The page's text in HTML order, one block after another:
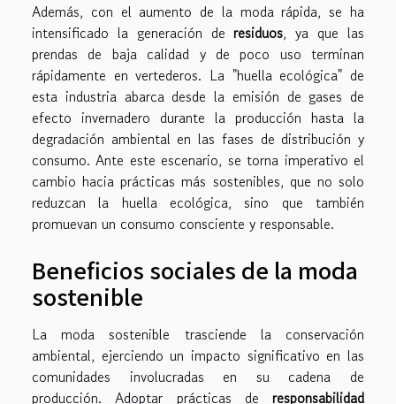
Además, con el aumento de la moda rápida, se ha
intensificado la generación deresiduos, ya que las
prendas de baja calidad y de poco uso terminan
rápidamente en vertederos. La "huella ecológica" de
esta industria abarca desde la emisión de gases de
efecto invernadero durante la producción hasta la
degradación ambiental en las fases de distribución y
consumo. Ante este escenario, se torna imperativo el
cambio hacia prácticas más sostenibles, que no solo
reduzcan la huella ecológica, sino que también
promuevan un consumo consciente y responsable.
Beneficios sociales de la moda
sostenible
La moda sostenible trasciende la conservación
ambiental, ejerciendo un impacto significativo en las
comunidades involucradas en su cadena de
producción. Adoptar prácticas de responsabilidad